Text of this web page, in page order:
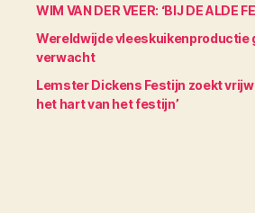
WIM VAN DER VEER: ‘BIJ DE ALDE
Wereldwijde vleeskuikenproductie
verwacht
Lemster Dickens Festijn zoekt
het hart van het festijn’